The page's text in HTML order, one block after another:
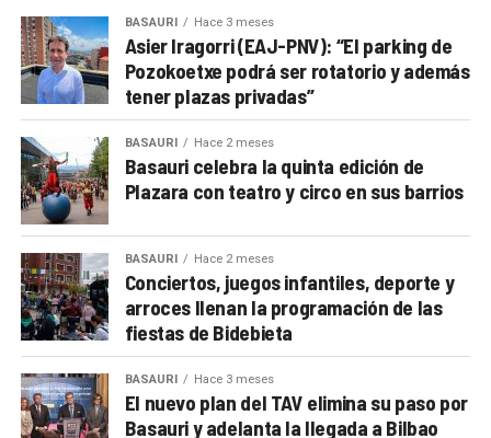
BASAURI Hace 3 meses
Asier Iragorri (EAJ-PNV): “El parking de
Pozokoetxe podrá ser rotatorio y además
tener plazas privadas”
BASAURI Hace 2 meses
Basauri celebra la quinta edición de
Plazara con teatro y circo en sus barrios
BASAURI Hace 2 meses
Conciertos, juegos infantiles, deporte y
arroces llenan la programación de las
fiestas de Bidebieta
BASAURI Hace 3 meses
El nuevo plan del TAV elimina su paso por
Basauri y adelanta la llegada a Bilbao